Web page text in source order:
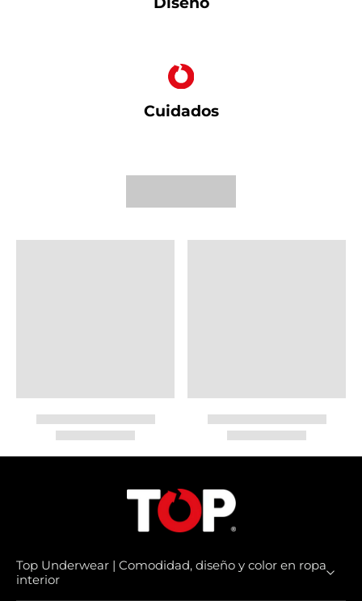
Cuidados
Top Underwear | Comodidad, diseño y color en ropa
interior